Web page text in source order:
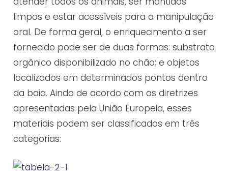
limpos e estar acessíveis para a manipulação
oral. De forma geral, o enriquecimento a ser
fornecido pode ser de duas formas: substrato
orgânico disponibilizado no chão; e objetos
localizados em determinados pontos dentro
da baia. Ainda de acordo com as diretrizes
apresentadas pela União Europeia, esses
materiais podem ser classificados em três
categorias: